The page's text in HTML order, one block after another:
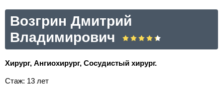
Возгрин Дмитрий
Владимирович
Хирург, Ангиохирург, Сосудистый хирург.
Стаж: 13 лет